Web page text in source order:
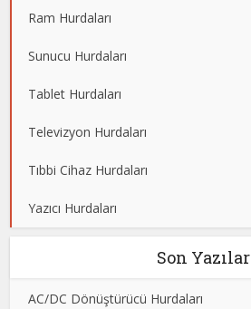
Ram Hurdaları
Sunucu Hurdaları
Tablet Hurdaları
Televizyon Hurdaları
Tıbbi Cihaz Hurdaları
Yazıcı Hurdaları
Son Yazılar
AC/DC Dönüştürücü Hurdaları